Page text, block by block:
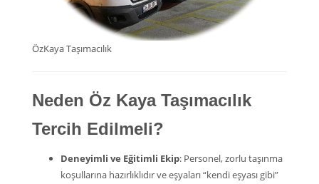
ÖzKaya Taşımacılık
Neden Öz Kaya Taşımacılık
Tercih Edilmeli?
Deneyimli ve Eğitimli Ekip: Personel, zorlu taşınma
koşullarına hazırlıklıdır ve eşyaları “kendi eşyası gibi”